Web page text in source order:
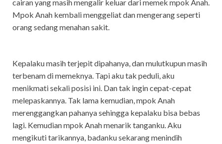
cairan yang masih mengalir keluar dari memek mpok Anah.
Mpok Anah kembali menggeliat dan mengerang seperti
orang sedang menahan sakit.
Kepalaku masih terjepit dipahanya, dan mulutkupun masih
terbenam di memeknya. Tapi aku tak peduli, aku
menikmati sekali posisi ini. Dan tak ingin cepat-cepat
melepaskannya. Tak lama kemudian, mpok Anah
merenggangkan pahanya sehingga kepalaku bisa bebas
lagi. Kemudian mpok Anah menarik tanganku. Aku
mengikuti tarikannya, badanku sekarang menindih